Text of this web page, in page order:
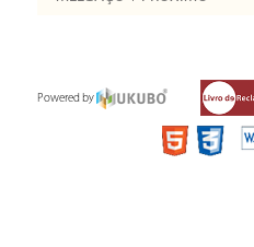
Powered by